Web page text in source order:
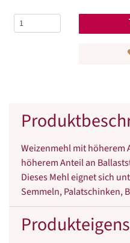
Weizenmehl mit höherem
höherem Anteil an
Dieses Mehl eignet sich
Semmeln, Palatschinken,